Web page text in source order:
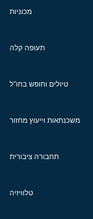
מכוניות
תעופה קלה
טיולים וחופש בחו"ל
משכנתאות וייעוץ מחזור
תחבורה ציבורית
טלוויזיה